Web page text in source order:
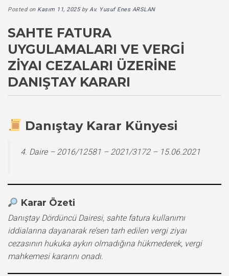
Posted on Kasım 11, 2025byAv. Yusuf Enes ARSLAN
SAHTE FATURA
UYGULAMALARI VE VERGI
ZIYAI CEZALARI ÜZERINE
DANIŞTAY KARARI
Danıştay Karar Künyesi
4. Daire – 2016/12581 – 2021/3172 – 15.06.2021
Karar Özeti
Danıştay Dördüncü Dairesi, sahte fatura kullanımı
iddialarına dayanarak re’sen tarh edilen vergi ziyaı
cezasının hukuka aykırı olmadığına hükmederek, vergi
mahkemesi kararını onadı.